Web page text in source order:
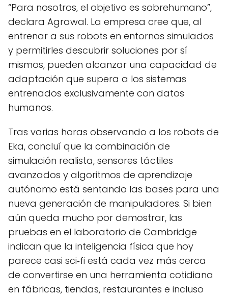
“Para nosotros, el objetivo es sobrehumano”,
declara Agrawal. La empresa cree que, al
entrenar a sus robots en entornos simulados
y permitirles descubrir soluciones por sí
mismos, pueden alcanzar una capacidad de
adaptación que supera a los sistemas
entrenados exclusivamente con datos
humanos.
Tras varias horas observando a los robots de
Eka, concluí que la combinación de
simulación realista, sensores táctiles
avanzados y algoritmos de aprendizaje
autónomo está sentando las bases para una
nueva generación de manipuladores. Si bien
aún queda mucho por demostrar, las
pruebas en el laboratorio de Cambridge
indican que la inteligencia física que hoy
parece casi sci‑fi está cada vez más cerca
de convertirse en una herramienta cotidiana
en fábricas, tiendas, restaurantes e incluso